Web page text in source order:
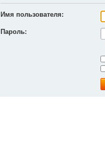
Имя пользователя:
Пароль: